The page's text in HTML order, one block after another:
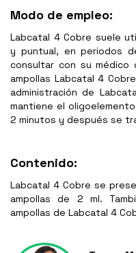
Modo de empleo:
Labcatal 4 Cobre suele
y puntual, en periodos
consultar con su
ampollas Labcatal 4
administración de
mantiene el
2 minutos y después se
Contenido:
Labcatal 4 Cobre se
ampollas de 2 ml.
ampollas de Labcatal 4